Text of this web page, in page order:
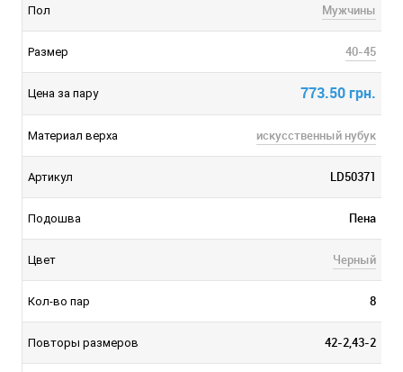
Пол Мужчины
Размер 40-45
Цена за пару 773.50 грн.
Материал верха искусственный нубук
Артикул LD50371
Подошва Пена
Цвет Черный
Кол-во пар 8
Повторы размеров 42-2,43-2